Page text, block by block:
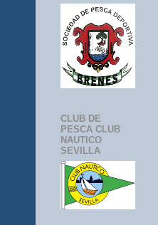
CLUB DE
PESCA CLUB
NAUTICO
SEVILLA